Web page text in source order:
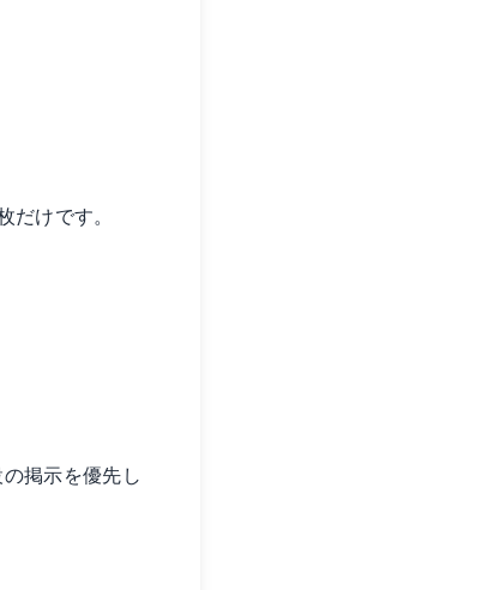
けです。
掲示を優先し